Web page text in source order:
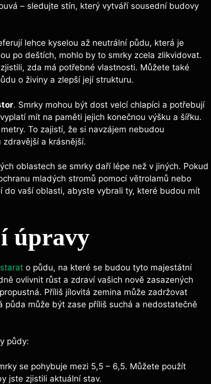
– sledujte stín, který vytváří sousední budovy
lehce kyselou až⁢ neutrální půdu,⁤ která je
‌po deštích, mohlo ‍by ‌to⁢ smrky zcela zlikvidovat.
zda má ⁣potřebné vlastnosti. Můžete také
o živiny a zlepší její strukturu.
. ⁣Smrky ⁤mohou být dost velcí chlapíci⁤ a potřebují
mít na paměti jejich konečnou⁢ výšku a šířku.
To⁤ zajistí, že si navzájem nebudou
a‌ krásnější.
oblastech se ⁣smrky⁤ daří lépe‌ než v jiných.​ Pokud
​mladých stromů pomocí větrolamů⁢ nebo
do vaší oblasti, abyste vybrali ty, které budou mít
⁢úpravy
o půdu, na​ které se budou tyto majestátní
ovlivnit růst ​a zdraví⁤ vašich nově zasazených
Příliš jílovitá zemina může zadržovat
může být zase příliš suchá a‍ nedostatečně
půdy:
se pohybuje ⁤mezi 5,5 – 6,5.⁣ Můžete použít
jste zjistili aktuální stav.